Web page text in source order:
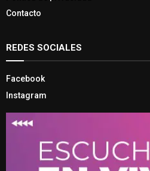
Contacto
REDES SOCIALES
Facebook
Instagram